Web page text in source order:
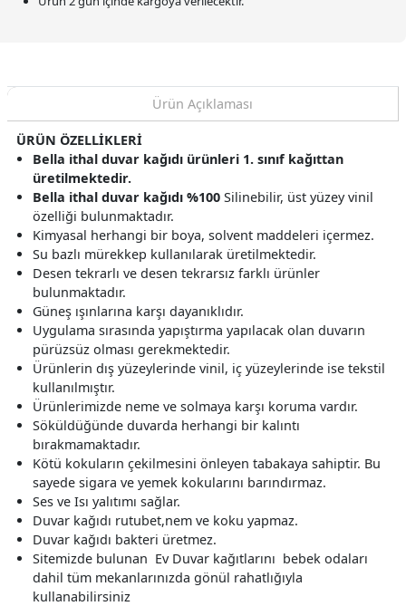
Ürün Açıklaması
ÜRÜN ÖZELLİKLERİ
Bella ithal duvar kağıdı ürünleri 1. sınıf kağıttan
üretilmektedir.
Bella ithal duvar kağıdı %100 Silinebilir, üst yüzey vinil
özelliği bulunmaktadır.
Kimyasal herhangi bir boya, solvent maddeleri içermez.
Su bazlı mürekkep kullanılarak üretilmektedir.
Desen tekrarlı ve desen tekrarsız farklı ürünler
bulunmaktadır.
Güneş ışınlarına karşı dayanıklıdır.
Uygulama sırasında yapıştırma yapılacak olan duvarın
pürüzsüz olması gerekmektedir.
Ürünlerin dış yüzeylerinde vinil, iç yüzeylerinde ise tekstil
kullanılmıştır.
Ürünlerimizde neme ve solmaya karşı koruma vardır.
Söküldüğünde duvarda herhangi bir kalıntı
bırakmamaktadır.
Kötü kokuların çekilmesini önleyen tabakaya sahiptir. Bu
sayede sigara ve yemek kokularını barındırmaz.
Ses ve Isı yalıtımı sağlar.
Duvar kağıdı rutubet,nem ve koku yapmaz.
Duvar kağıdı bakteri üretmez.
Sitemizde bulunan Ev Duvar kağıtlarını bebek odaları
dahil tüm mekanlarınızda gönül rahatlığıyla
kullanabilirsiniz